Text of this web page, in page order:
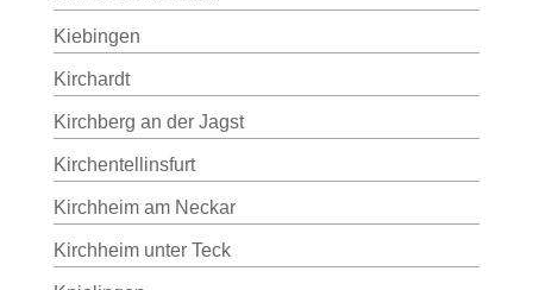
Kiebingen
Kirchardt
Kirchberg an der Jagst
Kirchentellinsfurt
Kirchheim am Neckar
Kirchheim unter Teck